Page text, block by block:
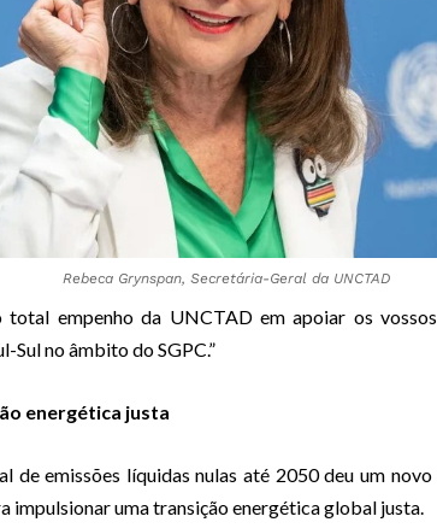
Rebeca Grynspan, Secretária-Geral da UNCTAD
total empenho da UNCTAD em apoiar os
Sul no âmbito do SGPC.”
energética justa
de emissões líquidas nulas até 2050 deu um
impulsionar uma transição energética global justa.